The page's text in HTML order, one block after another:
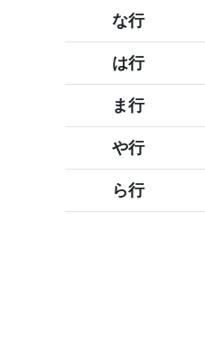
な行
は行
ま行
や行
ら行